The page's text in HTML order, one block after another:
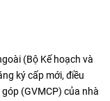
(Bộ Kế hoạch và
ký cấp mới, điều
(GVMCP) của nhà